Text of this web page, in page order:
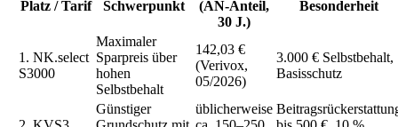
Platz / Tarif Schwerpunkt
(AN-Anteil,
30 J.)
Besonderheit
1. NK.select
S3000
Maximaler
Sparpreis über
hohen
Selbstbehalt
142,03 €
(Verivox,
05/2026)
3.000 € Selbstbehalt,
Basisschutz
Günstiger
üblicherweise